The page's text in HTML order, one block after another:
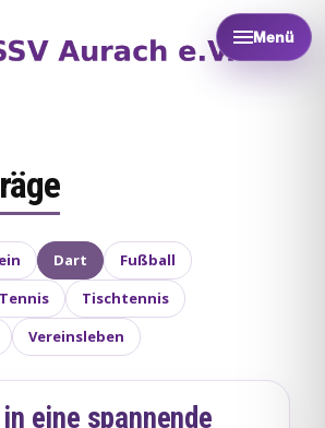
Dart
Fußball
Tennis
Tischtennis
Vereinsleben
eine spannende
Menü